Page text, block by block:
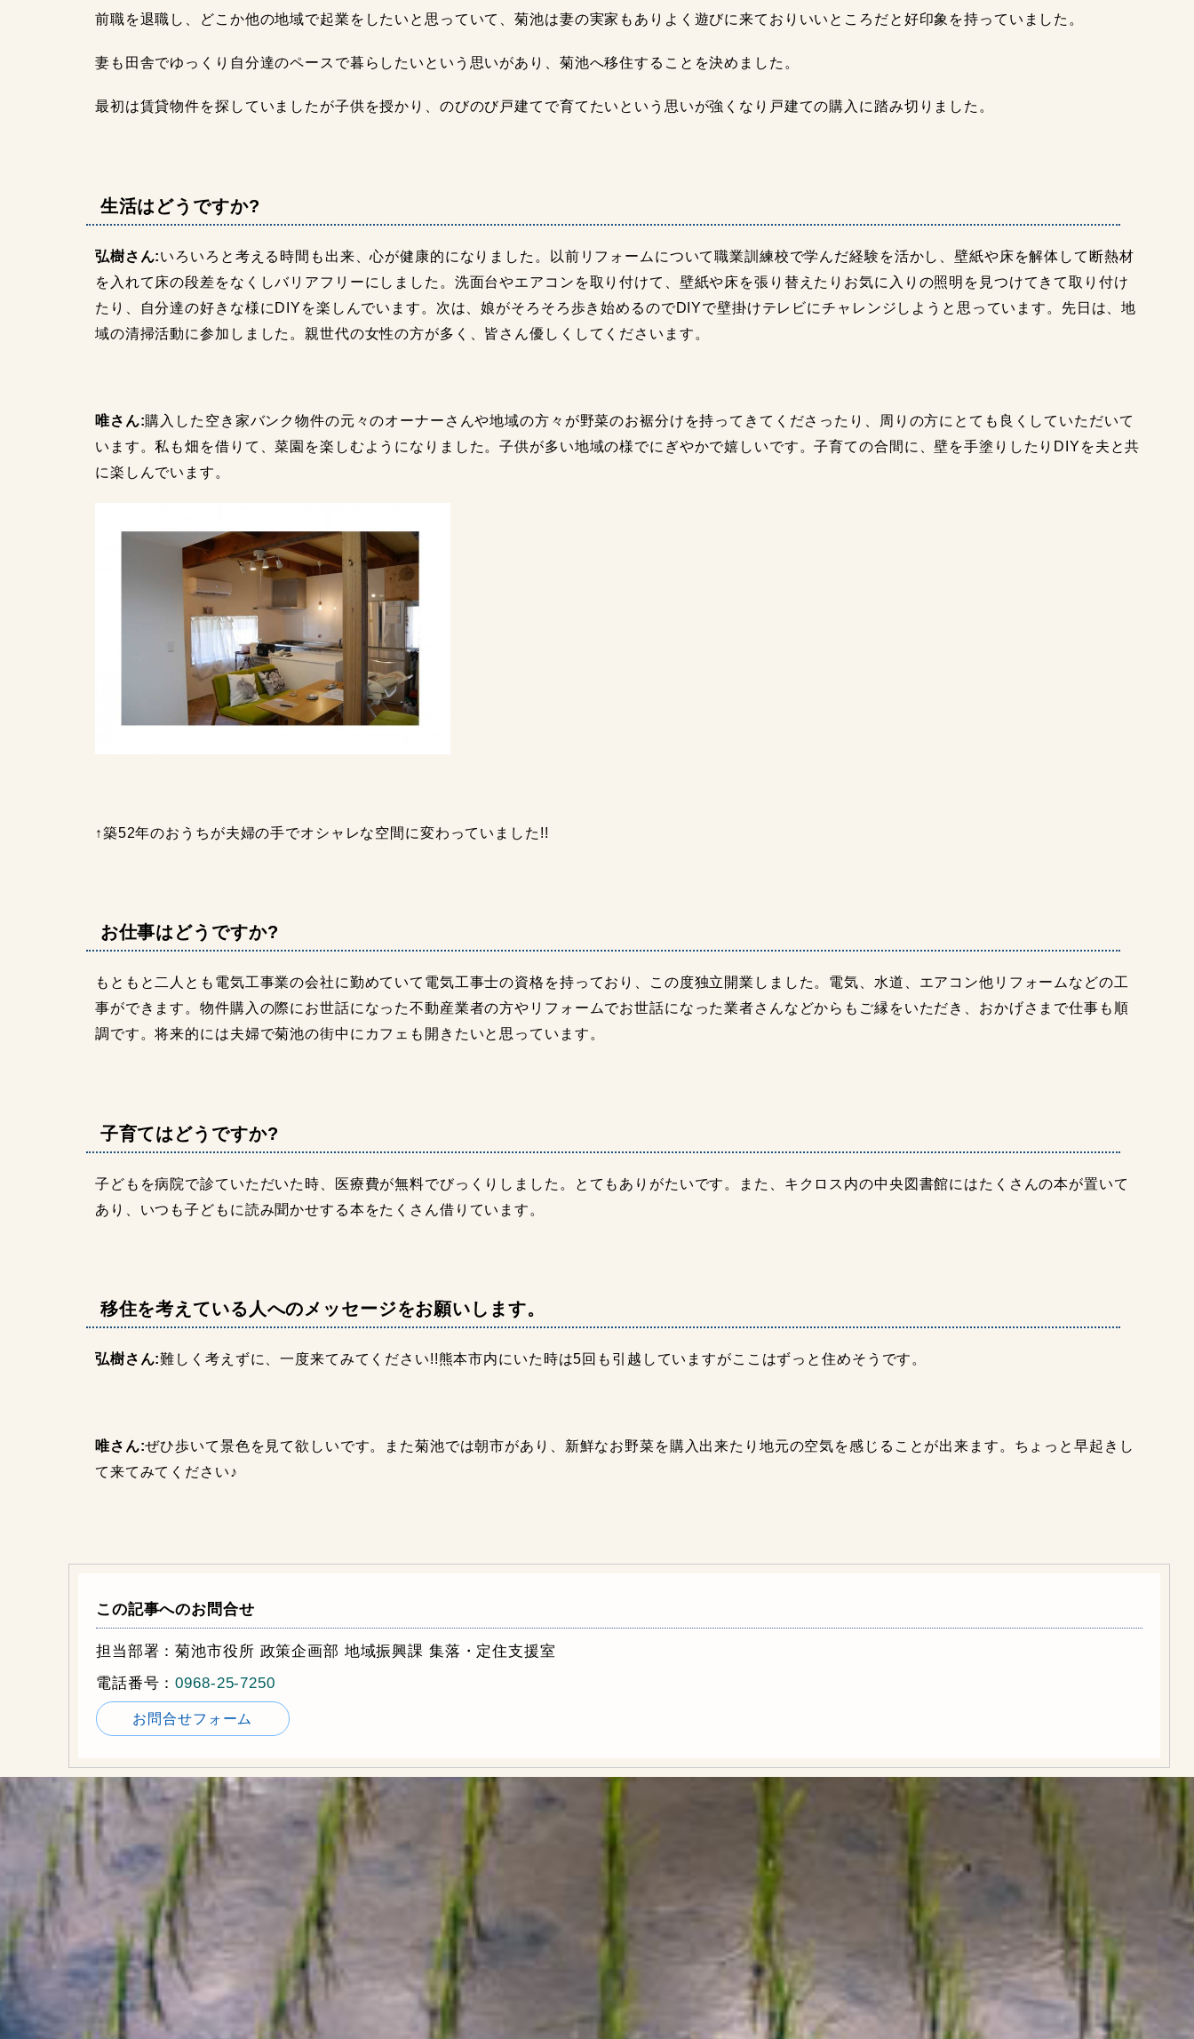
前職を退職し、どこか他の地域で起業をしたいと思っていて、菊池は妻の実家もありよく遊びに来ておりいいところだと好印象を持っていました。
妻も田舎でゆっくり自分達のペースで暮らしたいという思いがあり、菊池へ移住することを決めました。
最初は賃貸物件を探していましたが子供を授かり、のびのび戸建てで育てたいという思いが強くなり戸建ての購入に踏み切りました。
生活はどうですか?
弘樹さん:いろいろと考える時間も出来、心が健康的になりました。以前リフォームについて職業訓練校で学んだ経験を活かし、壁紙や床を解体して断熱材
を入れて床の段差をなくしバリアフリーにしました。洗面台やエアコンを取り付けて、壁紙や床を張り替えたりお気に入りの照明を見つけてきて取り付け
たり、自分達の好きな様にDIYを楽しんでいます。次は、娘がそろそろ歩き始めるのでDIYで壁掛けテレビにチャレンジしようと思っています。先日は、地
域の清掃活動に参加しました。親世代の女性の方が多く、皆さん優しくしてくださいます。
唯さん:購入した空き家バンク物件の元々のオーナーさんや地域の方々が野菜のお裾分けを持ってきてくださったり、周りの方にとても良くしていただいて
います。私も畑を借りて、菜園を楽しむようになりました。子供が多い地域の様でにぎやかで嬉しいです。子育ての合間に、壁を手塗りしたりDIYを夫と共
に楽しんでいます。
↑築52年のおうちが夫婦の手でオシャレな空間に変わっていました!!
お仕事はどうですか?
もともと二人とも電気工事業の会社に勤めていて電気工事士の資格を持っており、この度独立開業しました。電気、水道、エアコン他リフォームなどの工
事ができます。物件購入の際にお世話になった不動産業者の方やリフォームでお世話になった業者さんなどからもご縁をいただき、おかげさまで仕事も順
調です。将来的には夫婦で菊池の街中にカフェも開きたいと思っています。
子育てはどうですか?
子どもを病院で診ていただいた時、医療費が無料でびっくりしました。とてもありがたいです。また、キクロス内の中央図書館にはたくさんの本が置いて
あり、いつも子どもに読み聞かせする本をたくさん借りています。
移住を考えている人へのメッセージをお願いします。
弘樹さん:難しく考えずに、一度来てみてください!!熊本市内にいた時は5回も引越していますがここはずっと住めそうです。
唯さん:ぜひ歩いて景色を見て欲しいです。また菊池では朝市があり、新鮮なお野菜を購入出来たり地元の空気を感じることが出来ます。ちょっと早起きし
て来てみてください♪
この記事へのお問合せ
担当部署：菊池市役所 政策企画部 地域振興課 集落・定住支援室
電話番号：0968-25-7250
お問合せフォーム